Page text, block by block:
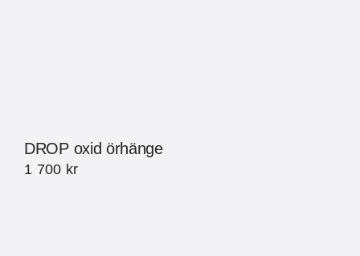
DROP oxid örhänge
1 700 kr